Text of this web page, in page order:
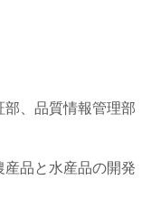
、品質情報管理部
品と水産品の開発